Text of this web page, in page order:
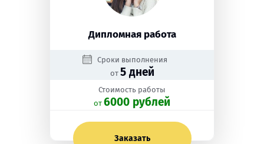
Дипломная работа
Сроки выполнения
от 5 дней
Стоимость работы
oт 6000 рублей
Заказать